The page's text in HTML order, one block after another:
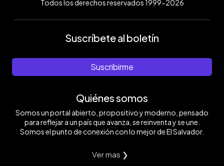
Todos los derechos reservados 1999-2026
Suscríbete al boletín
Suscribirme
Quiénes somos
Somos un portal abierto, propositivo y moderno, pensado
para reflejar a un país que avanza, se reinventa y se une.
Somos el punto de conexión con lo mejor de El Salvador.
Ver mas ❯